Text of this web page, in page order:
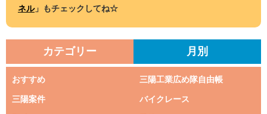
ネル」もチェックしてね☆
カテゴリー 月別
おすすめ 三陽工業広め隊自由帳
三陽案件 バイクレース